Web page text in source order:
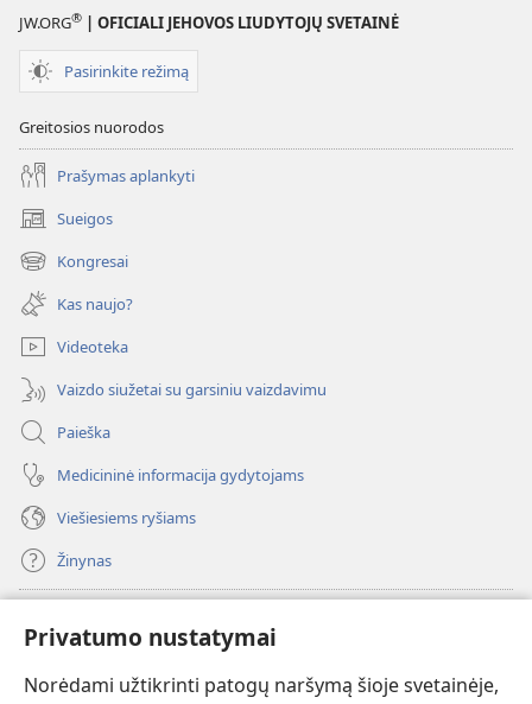
Privatumo nustatymai
Norėdami užtikrinti patogų naršymą šioje svetainėje,
JW.ORG® | OFICIALI JEHOVOS LIUDYTOJŲ SVETAINĖ
Pasirinkite režimą
Greitosios nuorodos
Prašymas aplankyti
Sueigos
(atsiveria
naujas
langas)
Kongresai
(atsiveria
naujas
langas)
Kas naujo?
Videoteka
Vaizdo siužetai su garsiniu vaizdavimu
Paieška
Medicininė informacija gydytojams
Viešiesiems ryšiams
Žinynas
(atsiveria
naujas
langas)Sargybos bokšto INTERNETINĖ BIBLIOTEKA
(atsiveria